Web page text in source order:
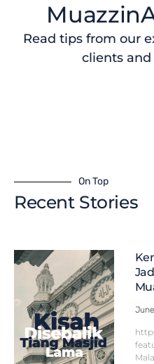
Read tips from our
clients
On Top
Recent Stories